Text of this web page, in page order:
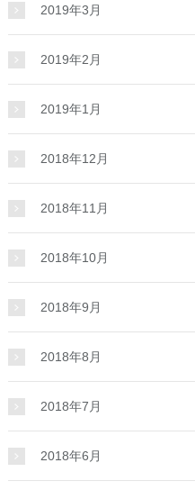
2019年3月
2019年2月
2019年1月
2018年12月
2018年11月
2018年10月
2018年9月
2018年8月
2018年7月
2018年6月